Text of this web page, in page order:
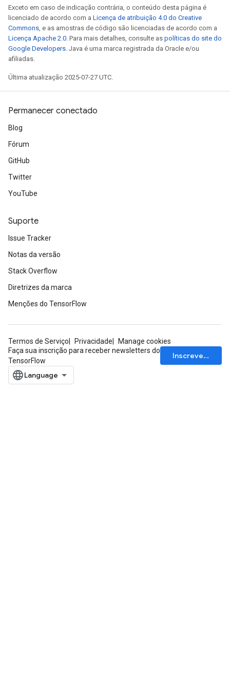
Exceto em caso de indicação contrária, o conteúdo desta página é
licenciado de acordo com a Licença de atribuição 4.0 do Creative
Commons, e as amostras de código são licenciadas de acordo com a
Licença Apache 2.0. Para mais detalhes, consulte as políticas do site do
Google Developers. Java é uma marca registrada da Oracle e/ou
afiliadas.
Última atualização 2025-07-27 UTC.
Permanecer conectado
Blog
Fórum
GitHub
Twitter
YouTube
Suporte
Issue Tracker
Notas da versão
Stack Overflow
Diretrizes da marca
Menções do TensorFlow
Termos de Serviço Privacidade
Manage cookies
Faça sua inscrição para receber newsletters do
TensorFlow
Inscrever-se